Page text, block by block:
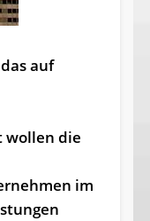
auf
wollen die
im